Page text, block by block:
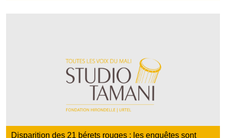
Disparition des 21 bérets rouges : les enquêtes sont